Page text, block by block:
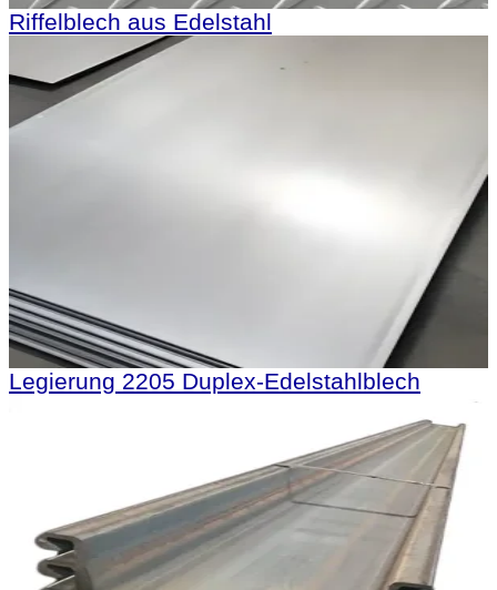
Riffelblech aus Edelstahl
Legierung 2205 Duplex-Edelstahlblech